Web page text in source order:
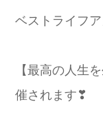
ベストライフ
【最高の人生
催されます❣